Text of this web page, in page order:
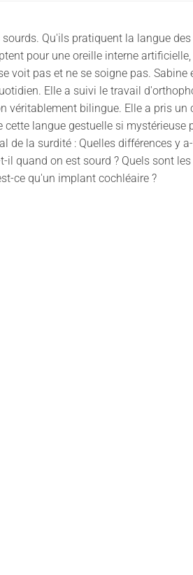
Qu'ils pratiquent la langue
pour une oreille interne
voit pas et ne se soigne pas. Sabine
Elle a suivi le travail
véritablement bilingue. Elle a pris un
langue gestuelle si mystérieuse
la surdité : Quelles différences y
quand on est sourd ? Quels sont
ce qu'un implant cochléaire ?